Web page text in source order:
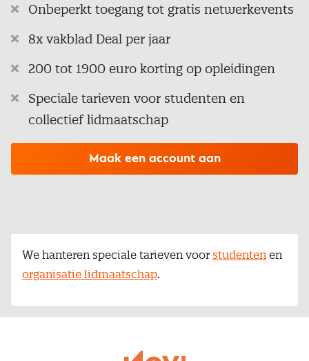
Onbeperkt toegang tot gratis netwerkevents
8x vakblad Deal per jaar
200 tot 1900 euro korting op opleidingen
Speciale tarieven voor studenten en
collectief lidmaatschap
Maak een account aan
We hanteren speciale tarieven voor studenten en
organisatie lidmaatschap.